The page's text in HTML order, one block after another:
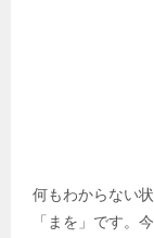
何もわからない
「まを」です。